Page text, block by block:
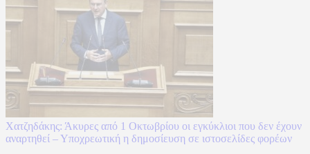
Χατζηδάκης: Άκυρες από 1 Οκτωβρίου οι εγκύκλιοι που δεν έχουν
αναρτηθεί – Υποχρεωτική η δημοσίευση σε ιστοσελίδες φορέων